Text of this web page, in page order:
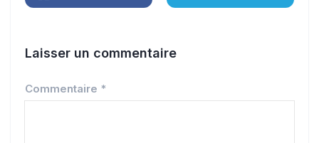
Laisser un commentaire
Commentaire *